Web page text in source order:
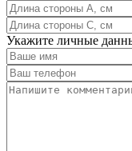
Укажите личные